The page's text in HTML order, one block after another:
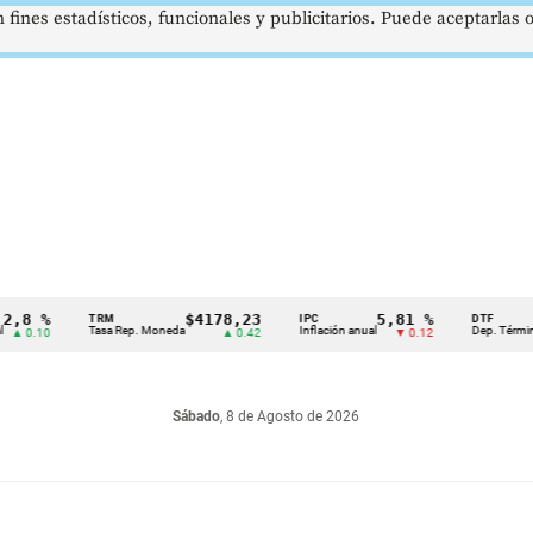
Tasa Rep. Moneda
$4178,23
▲ 0.42 Inflación anual
5,81 %
▼ 0.12 Dep. Término Fijo
Sábado, 8 de Agosto de 2026
estadísticos, funcionales y publicitarios. Puede aceptarlas